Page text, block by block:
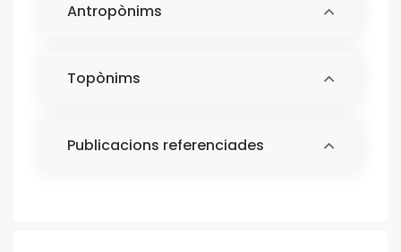
Antropònims
Topònims
Publicacions referenciades